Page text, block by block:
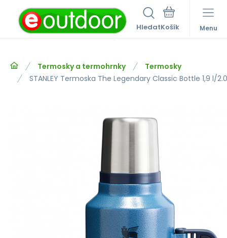
Hledat Menu
Termosky a termohrnky
Termosky
STANLEY Termoska The Legendary Classic Bottle 1,9 l/